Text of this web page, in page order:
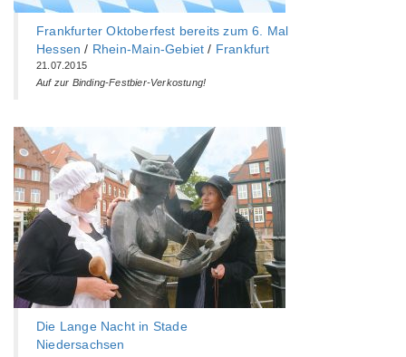
Frankfurter Oktoberfest bereits zum 6. Mal
Hessen / Rhein-Main-Gebiet / Frankfurt
21.07.2015
Auf zur Binding-Festbier-Verkostung!
Die Lange Nacht in Stade
Niedersachsen